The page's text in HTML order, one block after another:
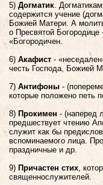
5) Догматик.
содержится учение
Божией Матери. А
о Пресвятой
«Богородичен.
6) Акафист-
честь Господа, Божией
7) Антифоны-
которые положено петь
8) Прокимен - (наперед
предшествует чтению
служит как бы
вспоминаемого лица.
праздничные и др.
9) Причастен стих,
священнослужителей.